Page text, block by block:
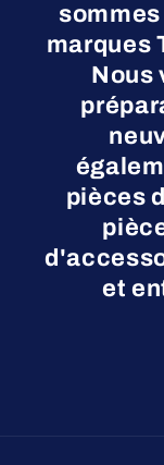
marques
Nous
pièces
et